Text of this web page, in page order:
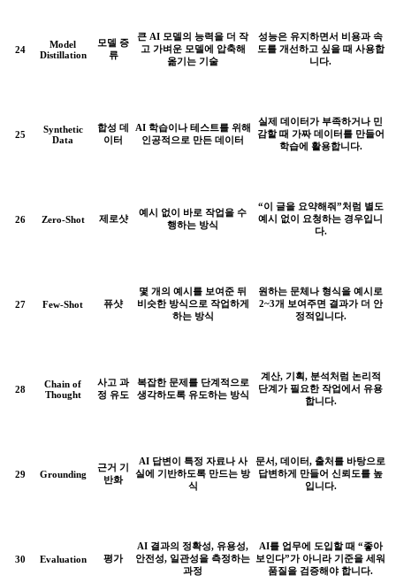
24
Model
Distillation
모델 증
류
큰 AI 모델의 능력을 더 작
고 가벼운 모델에 압축해
옮기는 기술
성능은 유지하면서 비용과 속
도를 개선하고 싶을 때 사용합
니다.
25
Synthetic
Data
합성 데
이터
AI 학습이나 테스트를 위해
인공적으로 만든 데이터
실제 데이터가 부족하거나 민
감할 때 가짜 데이터를 만들어
학습에 활용합니다.
26 Zero-Shot 제로샷
예시 없이 바로 작업을 수
행하는 방식
“이 글을 요약해줘”처럼 별도
예시 없이 요청하는 경우입니
다.
27 Few-Shot 퓨샷
몇 개의 예시를 보여준 뒤
비슷한 방식으로 작업하게
하는 방식
원하는 문체나 형식을 예시로
2~3개 보여주면 결과가 더 안
정적입니다.
28
Chain of
Thought
사고 과
정 유도
복잡한 문제를 단계적으로
생각하도록 유도하는 방식
계산, 기획, 분석처럼 논리적
단계가 필요한 작업에서 유용
합니다.
29 Grounding
근거 기
반화
AI 답변이 특정 자료나 사
실에 기반하도록 만드는 방
식
문서, 데이터, 출처를 바탕으로
답변하게 만들어 신뢰도를 높
입니다.
30 Evaluation 평가
AI 결과의 정확성, 유용성,
안전성, 일관성을 측정하는
과정
AI를 업무에 도입할 때 “좋아
보인다”가 아니라 기준을 세워
품질을 검증해야 합니다.